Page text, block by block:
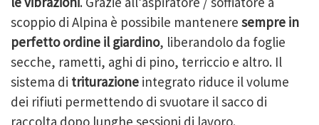
scoppio di Alpina è possibile mantenere sempre in
perfetto ordine il giardino, liberandolo da foglie
secche, rametti, aghi di pino, terriccio e altro. Il
sistema di triturazione integrato riduce il volume
dei rifiuti permettendo di svuotare il sacco di
raccolta dopo lunghe sessioni di lavoro.